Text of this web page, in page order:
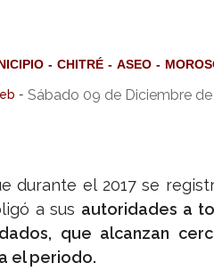
CHITRÉ ASEO
- Sábado 09 de Diciembre de
durante el 2017 se
a sus autoridades a
que alcanzan
el periodo.